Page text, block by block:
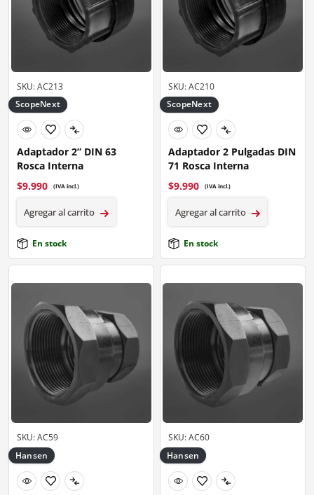
SKU: AC213
ScopeNext
Adaptador 2” DIN 63
Rosca Interna
$9.990 (IVA incl.)
Agregar al carrito
En stock
SKU: AC210
ScopeNext
Adaptador 2 Pulgadas DIN
71 Rosca Interna
$9.990 (IVA incl.)
Agregar al carrito
En stock
SKU: AC59
Hansen
SKU: AC60
Hansen